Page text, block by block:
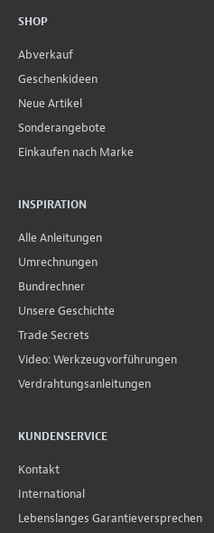
SHOP
Abverkauf
Geschenkideen
Neue Artikel
Sonderangebote
Einkaufen nach Marke
INSPIRATION
Alle Anleitungen
Umrechnungen
Bundrechner
Unsere Geschichte
Trade Secrets
Video: Werkzeugvorführungen
Verdrahtungsanleitungen
KUNDENSERVICE
Kontakt
International
Lebenslanges Garantieversprechen